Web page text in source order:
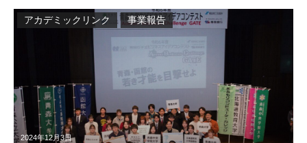
2024年12月3日
アカデミックリンク 事業報告